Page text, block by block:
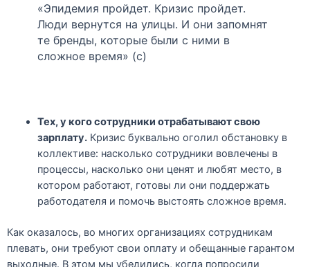
«Эпидемия пройдет. Кризис пройдет.
Люди вернутся на улицы. И они запомнят
те бренды, которые были с ними в
сложное время» (с)
Тех, у кого сотрудники отрабатывают свою
зарплату.Кризис буквально оголил обстановку в
коллективе: насколько сотрудники вовлечены в
процессы, насколько они ценят и любят место, в
котором работают, готовы ли они поддержать
работодателя и помочь выстоять сложное время.
Как оказалось, во многих организациях сотрудникам
плевать, они требуют свои оплату и обещанные гарантом
выходные. В этом мы убедились, когда попросили